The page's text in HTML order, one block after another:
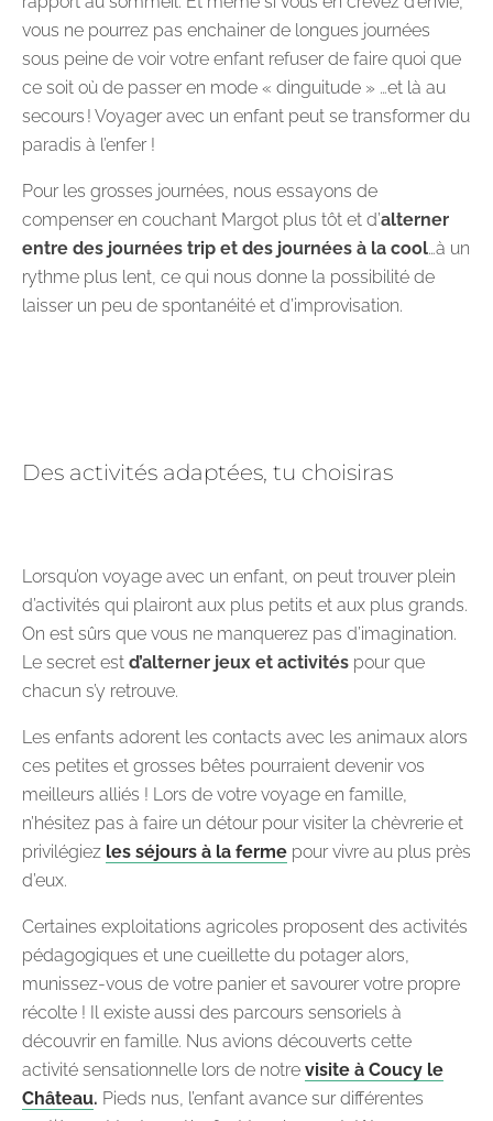
vous ne pourrez pas enchainer de longues journées
sous peine de voir votre enfant refuser de faire quoi que
ce soit où de passer en mode « dinguitude » …et là au
secours ! Voyager avec un enfant peut se transformer du
paradis à l’enfer !
Pour les grosses journées, nous essayons de
compenser en couchant Margot plus tôt et d’alterner
entre des journées trip et des journées à la cool…à un
rythme plus lent, ce qui nous donne la possibilité de
laisser un peu de spontanéité et d’improvisation.
Des activités adaptées, tu choisiras
Lorsqu’on voyage avec un enfant, on peut trouver plein
d’activités qui plairont aux plus petits et aux plus grands.
On est sûrs que vous ne manquerez pas d’imagination.
Le secret est d’alterner jeux et activités pour que
chacun s’y retrouve.
Les enfants adorent les contacts avec les animaux alors
ces petites et grosses bêtes pourraient devenir vos
meilleurs alliés ! Lors de votre voyage en famille,
n’hésitez pas à faire un détour pour visiter la chèvrerie et
privilégiez les séjours à la ferme pour vivre au plus près
d’eux.
Certaines exploitations agricoles proposent des activités
pédagogiques et une cueillette du potager alors,
munissez-vous de votre panier et savourer votre propre
récolte ! Il existe aussi des parcours sensoriels à
découvrir en famille. Nus avions découverts cette
activité sensationnelle lors de notre visite à Coucy le
Château. Pieds nus, l’enfant avance sur différentes